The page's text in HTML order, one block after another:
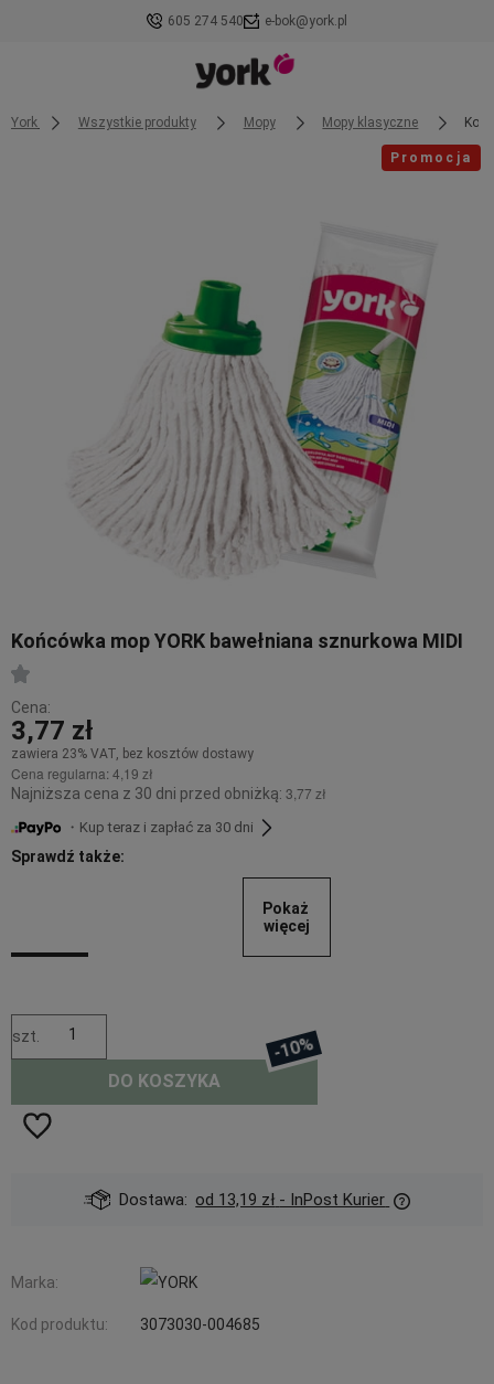
605 274 540 e-bok@york.pl
York Wszystkie produkty Mopy Mopy klasyczne
Promocja
Końcówka mop YORK bawełniana sznurkowa MIDI
Cena:
3,77 zł
zawiera 23% VAT, bez kosztów dostawy
Cena regularna: 4,19 zł
Najniższa cena z 30 dni przed obniżką: 3,77 zł
・Kup teraz i zapłać za 30 dni
Sprawdź także:
Pokaż
więcej
szt.
DO KOSZYKA
-10%
Dostawa: od 13,19 zł - InPost Kurier
Marka:
Kod produktu: 3073030-004685